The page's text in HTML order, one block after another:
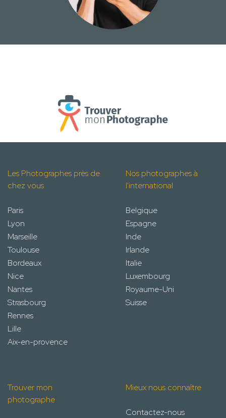
Les Photographes près de
chez vous
Paris
Lyon
Marseille
Toulouse
Bordeaux
Nice
Nantes
Strasbourg
Rennes
Lille
Aix-en-provence
Nos photographes à
l'international
Belgique
Espagne
Inde
Irlande
Italie
Luxembourg
Royaume-Uni
Suisse
Trouver mon
photographe
Mieux nous connaître
Contactez-nous